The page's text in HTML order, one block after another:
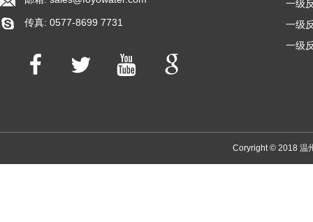
传真: 0577-8699 7731
一级
一级
一级
Coryright © 2018 温